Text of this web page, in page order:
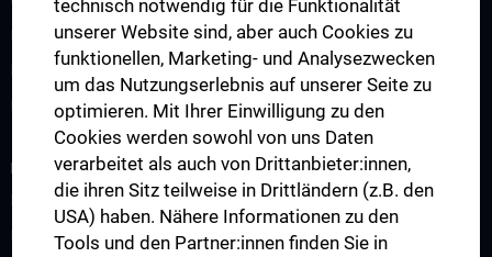
Klinisch-Praktisches Jahr (KPJ)
Famulatur
Fellows & Observer
RESEARCH
Forschung Viszeralchirurgie
Forschung Gefäßchirurgie
technisch notwendig für die Funktionalität
unserer Website sind, aber auch Cookies zu
funktionellen, Marketing- und Analysezwecken
um das Nutzungserlebnis auf unserer Seite zu
optimieren. Mit Ihrer Einwilligung zu den
Cookies werden sowohl von uns Daten
verarbeitet als auch von Drittanbieter:innen,
die ihren Sitz teilweise in Drittländern (z.B. den
USA) haben. Nähere Informationen zu den
Tools und den Partner:innen finden Sie in